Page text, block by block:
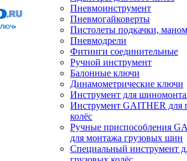
Пневмоинструмент
Пневмогайковерты
Пистолеты подкачки,
Пневмодрели
Фитинги соединительные
Ручной инструмент
Балонные ключи
Динамометрические ключи
Инструмент для
Инструмент GAITHER для
колёс
Ручные приспособления
для монтажа грузовых шин
Специальный инструмент